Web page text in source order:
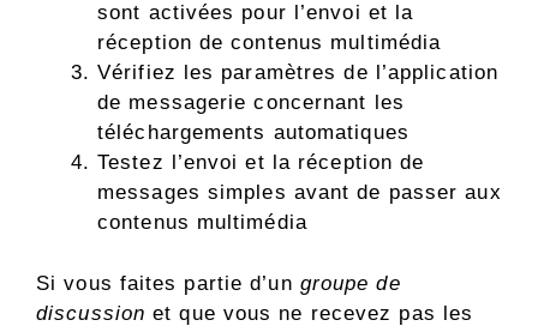
sont activées pour l’envoi et la
réception de contenus multimédia
Vérifiez les paramètres de l’application
de messagerie concernant les
téléchargements automatiques
Testez l’envoi et la réception de
messages simples avant de passer aux
contenus multimédia
Si vous faites partie d’un groupe de
discussion et que vous ne recevez pas les